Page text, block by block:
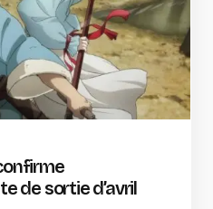
de sortie d’avril